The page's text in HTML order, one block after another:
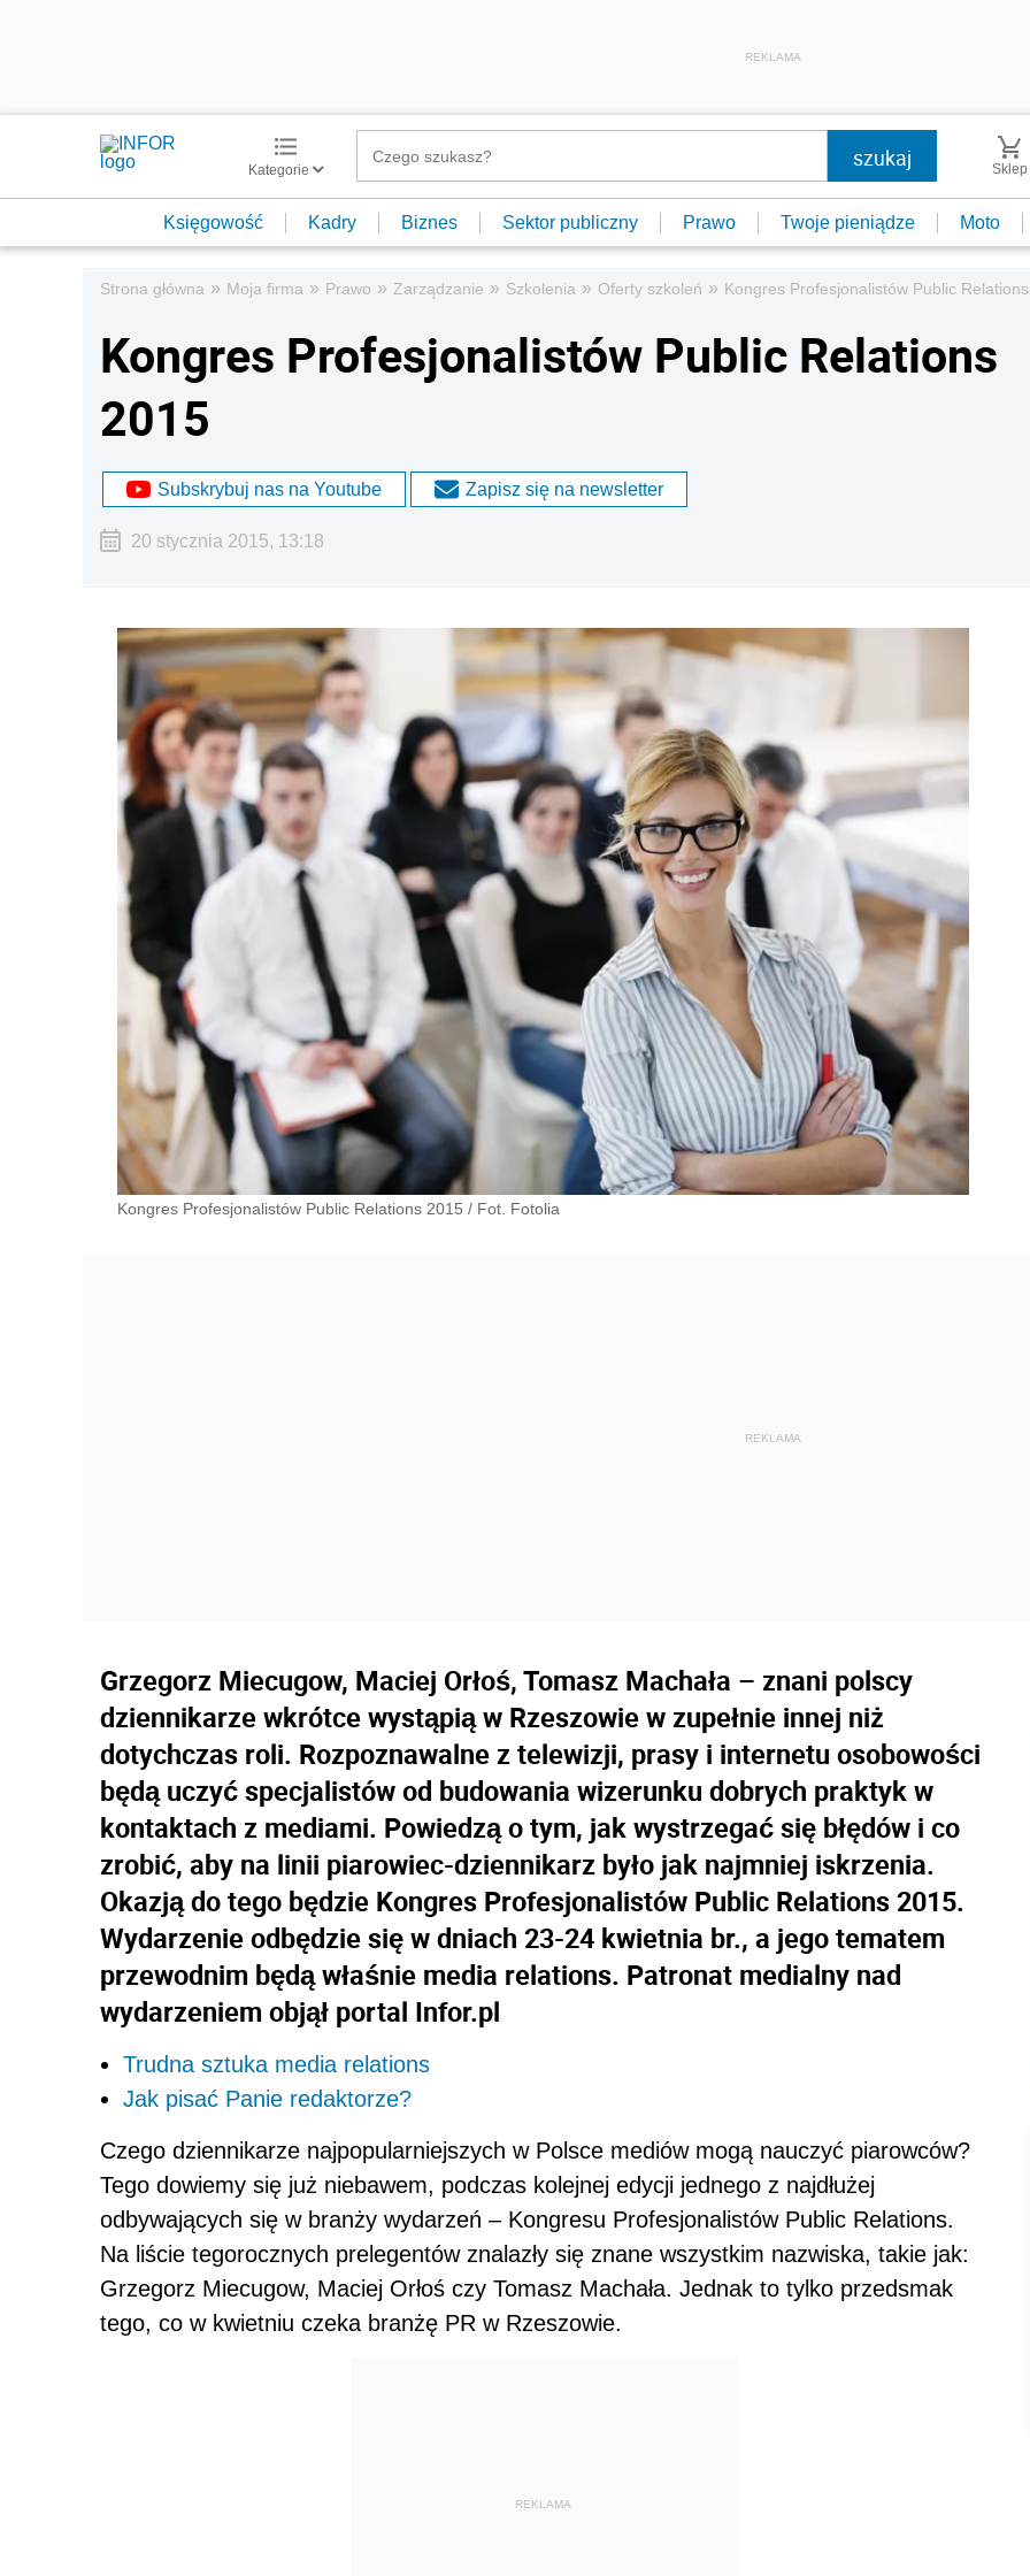
REKLAMA
Kategorie Sklep
Księgowość Kadry Biznes Sektor publiczny Prawo Twoje pieniądze Moto
Strona główna » Moja firma » Prawo » Zarządzanie » Szkolenia » Oferty szkoleń » Kongres Profesjonalistów Public
Kongres Profesjonalistów Public Relations
2015
Subskrybuj nas na Youtube Zapisz się na newsletter
20 stycznia 2015, 13:18
Kongres Profesjonalistów Public Relations 2015 / Fot. Fotolia
Grzegorz Miecugow, Maciej Orłoś, Tomasz Machała – znani polscy
dziennikarze wkrótce wystąpią w Rzeszowie w zupełnie innej niż
dotychczas roli. Rozpoznawalne z telewizji, prasy i internetu osobowości
będą uczyć specjalistów od budowania wizerunku dobrych praktyk w
kontaktach z mediami. Powiedzą o tym, jak wystrzegać się błędów i co
zrobić, aby na linii piarowiec-dziennikarz było jak najmniej iskrzenia.
Okazją do tego będzie Kongres Profesjonalistów Public Relations 2015.
Wydarzenie odbędzie się w dniach 23-24 kwietnia br., a jego tematem
przewodnim będą właśnie media relations. Patronat medialny nad
wydarzeniem objął portal Infor.pl
Trudna sztuka media relations
Jak pisać Panie redaktorze?
Czego dziennikarze najpopularniejszych w Polsce mediów mogą nauczyć piarowców?
Tego dowiemy się już niebawem, podczas kolejnej edycji jednego z najdłużej
odbywających się w branży wydarzeń – Kongresu Profesjonalistów Public Relations.
Na liście tegorocznych prelegentów znalazły się znane wszystkim nazwiska, takie jak:
Grzegorz Miecugow, Maciej Orłoś czy Tomasz Machała. Jednak to tylko przedsmak
tego, co w kwietniu czeka branżę PR w Rzeszowie.
REKLAMA